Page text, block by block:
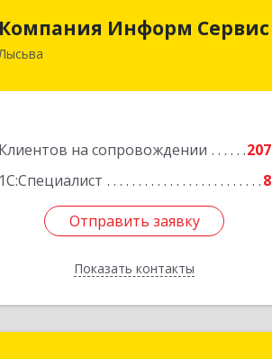
Компания Информ Сервис
Лысьва
Клиентов на сопровождении
207
1С:Специалист
8
Отправить заявку
Показать контакты
Компания Информ Сервис
618909, Пермский край, Лысьва г,
Отправить заявку
Назад